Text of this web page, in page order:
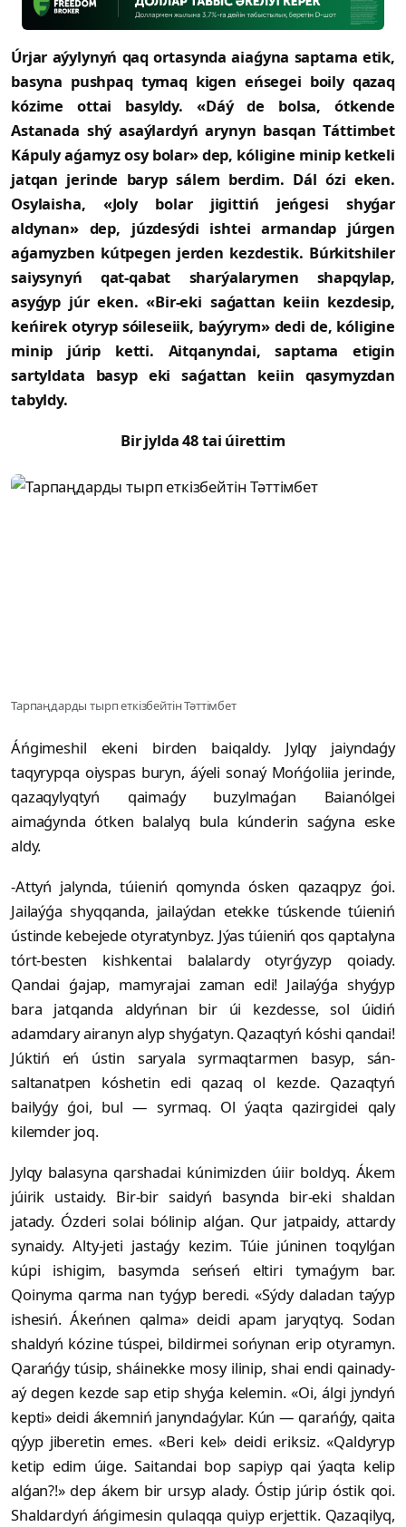
Úrjar aýylynyń qaq ortasynda aiaǵyna saptama etik,
basyna pushpaq tymaq kigen eńsegei boily qazaq
kózime ottai basyldy. «Dáý de bolsa, ótkende
Astanada shý asaýlardyń arynyn basqan Táttimbet
Kápuly aǵamyz osy bolar» dep, kóligine minip ketkeli
jatqan jerinde baryp sálem berdim. Dál ózi eken.
Osylaisha, «Joly bolar jigittiń jeńgesi shyǵar
aldynan» dep, júzdesýdi ishtei armandap júrgen
aǵamyzben kútpegen jerden kezdestik. Búrkitshiler
saiysynyń qat-qabat sharýalarymen shapqylap,
asyǵyp júr eken. «Bir-eki saǵattan keiin kezdesip,
keńirek otyryp sóileseiik, baýyrym» dedi de, kóligine
minip júrip ketti. Aitqanyndai, saptama etigin
sartyldata basyp eki saǵattan keiin qasymyzdan
tabyldy.
Bir jylda 48 tai úirettim
Тарпаңдарды тырп еткізбейтін Тәттімбет
Áńgimeshil ekeni birden baiqaldy. Jylqy jaiyndaǵy
taqyrypqa oiyspas buryn, áýeli sonaý Mońǵoliia jerinde,
qazaqylyqtyń qaimaǵy buzylmaǵan Baianólgei
aimaǵynda ótken balalyq bula kúnderin saǵyna eske
aldy.
-Attyń jalynda, túieniń qomynda ósken qazaqpyz ǵoi.
Jailaýǵa shyqqanda, jailaýdan etekke túskende túieniń
ústinde kebejede otyratynbyz. Jýas túieniń qos qaptalyna
tórt-besten kishkentai balalardy otyrǵyzyp qoiady.
Qandai ǵajap, mamyrajai zaman edi! Jailaýǵa shyǵyp
bara jatqanda aldyńnan bir úi kezdesse, sol úidiń
adamdary airanyn alyp shyǵatyn. Qazaqtyń kóshi qandai!
Júktiń eń ústin saryala syrmaqtarmen basyp, sán-
saltanatpen kóshetin edi qazaq ol kezde. Qazaqtyń
bailyǵy ǵoi, bul — syrmaq. Ol ýaqta qazirgidei qaly
kilemder joq.
Jylqy balasyna qarshadai kúnimizden úiir boldyq. Ákem
júirik ustaidy. Bir-bir saidyń basynda bir-eki shaldan
jatady. Ózderi solai bólinip alǵan. Qur jatpaidy, attardy
synaidy. Alty-jeti jastaǵy kezim. Túie júninen toqylǵan
kúpi ishigim, basymda seńseń eltiri tymaǵym bar.
Qoinyma qarma nan tyǵyp beredi. «Sýdy daladan taýyp
ishesiń. Ákeńnen qalma» deidi apam jaryqtyq. Sodan
shaldyń kózine túspei, bildirmei sońynan erip otyramyn.
Qarańǵy túsip, sháinekke mosy ilinip, shai endi qainady-
aý degen kezde sap etip shyǵa kelemin. «Oi, álgi jyndyń
kepti» deidi ákemniń janyndaǵylar. Kún — qarańǵy, qaita
qýyp jiberetin emes. «Beri kel» deidi eriksiz. «Qaldyryp
ketip edim úige. Saitandai bop sapiyp qai ýaqta kelip
alǵan?!» dep ákem bir ursyp alady. Óstip júrip óstik qoi.
Shaldardyń áńgimesin qulaqqa quiyp erjettik. Qazaqilyq,